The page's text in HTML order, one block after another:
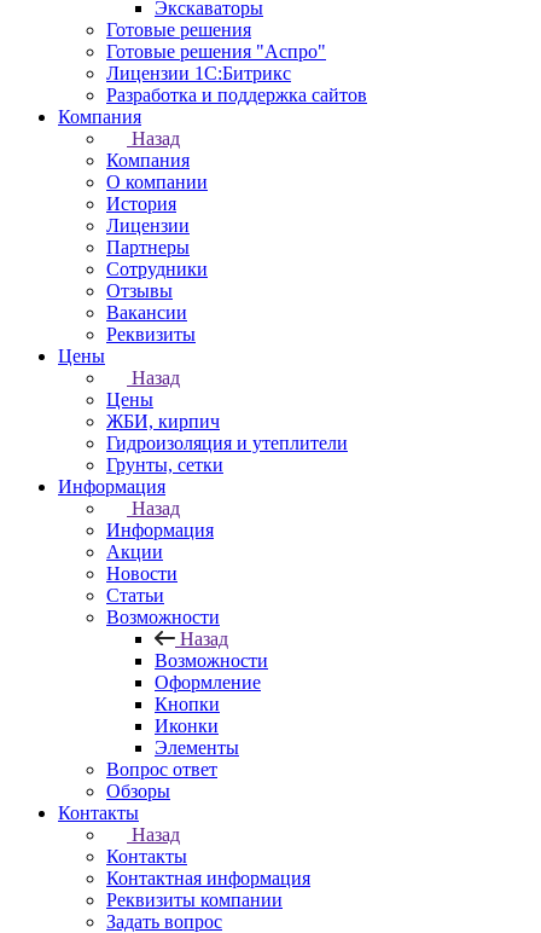
Экскаваторы
Готовые решения
Готовые решения "Аспро"
Лицензии 1С:Битрикс
Разработка и поддержка сайтов
Компания
Назад
Компания
О компании
История
Лицензии
Партнеры
Сотрудники
Отзывы
Вакансии
Реквизиты
Цены
Назад
Цены
ЖБИ, кирпич
Гидроизоляция и утеплители
Грунты, сетки
Информация
Назад
Информация
Акции
Новости
Статьи
Возможности
Назад
Возможности
Оформление
Кнопки
Иконки
Элементы
Вопрос ответ
Обзоры
Контакты
Назад
Контакты
Контактная информация
Реквизиты компании
Задать вопрос